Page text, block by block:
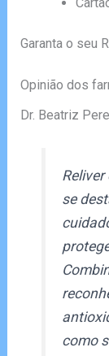
Garanta o seu
Opinião dos
Dr. Beatriz
se
como